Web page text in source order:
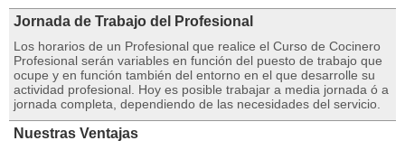
Jornada de Trabajo del Profesional
Los horarios de un Profesional que realice el Curso de Cocinero
Profesional serán variables en función del puesto de trabajo que
ocupe y en función también del entorno en el que desarrolle su
actividad profesional. Hoy es posible trabajar a media jornada ó a
jornada completa, dependiendo de las necesidades del servicio.
Nuestras Ventajas